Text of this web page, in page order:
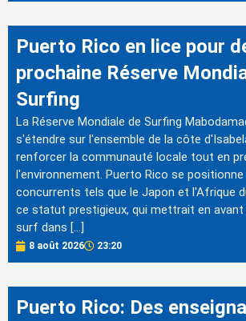
Puerto Rico en lice pour
prochaine Réserve
Surfing
La Réserve Mondiale de Surfing
s'étendre sur l'ensemble de la côte
renforcer la communauté locale tout en
l'environnement. Puerto Rico se
concurrents tels que le Japon et l'Afrique
ce statut prestigieux, qui mettrait en
surf dans […]
8 août 2026 23:20
Puerto Rico: Des